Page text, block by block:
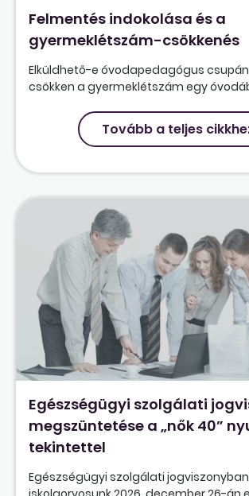
Felmentés indokolása és a
gyermeklétszám-csökkenés
Elküldhető-e óvodapedagógus
csökken a gyermeklétszám egy
Tovább a teljes
Egészségügyi szolgálati
megszüntetése a „nők 40”
tekintettel
Egészségügyi szolgálati